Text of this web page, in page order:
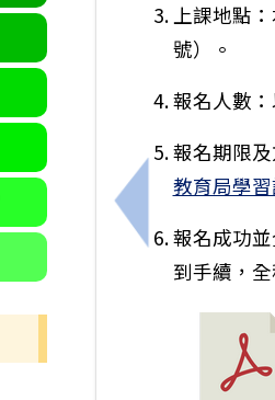
上一筆：國立成
上課地點
號）。
報名人數
報名期限
教育局學
報名成功
到手續，